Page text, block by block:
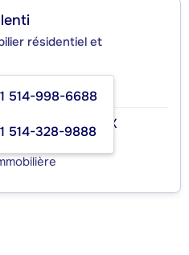
résidentiel et
514-998-6688
514-328-9888
/ RE/MAX